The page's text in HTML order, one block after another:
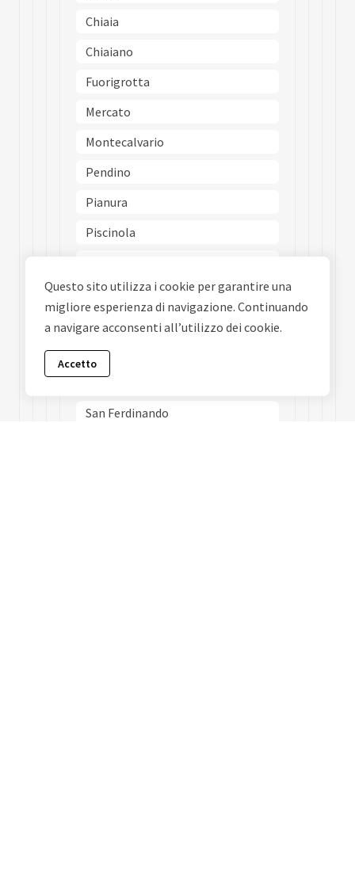
Chiaia
Chiaiano
Fuorigrotta
Mercato
Montecalvario
Pendino
Pianura
Piscinola
Ponticelli
Porto
Posillipo
San Carlo Allarena
San Ferdinando
Questo sito utilizza i cookie per garantire una
migliore esperienza di navigazione. Continuando
a navigare acconsenti all’utilizzo dei cookie.
Accetto